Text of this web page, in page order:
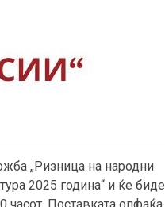
„Ризница на народни
2025 година“ и ќе биде